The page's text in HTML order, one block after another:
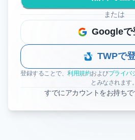
または
Googleで
TWPで
登録することで、 利用規約およびプライバ
とみなされます。
すでにアカウントをお持ちで